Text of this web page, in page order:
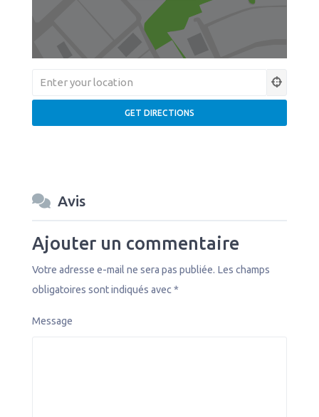
Avis
Ajouter un commentaire
Votre adresse e-mail ne sera pas publiée. Les champs
obligatoires sont indiqués avec *
Message